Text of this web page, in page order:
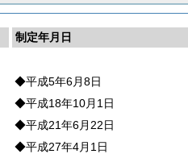
制定年月日
◆平成5年6月8日
◆平成18年10月1日
◆平成21年6月22日
◆平成27年4月1日